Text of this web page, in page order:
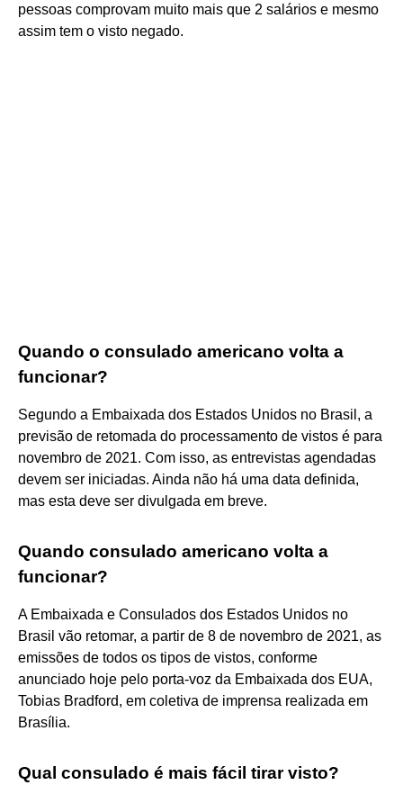
pessoas comprovam muito mais que 2 salários e mesmo
assim tem o visto negado.
Quando o consulado americano volta a
funcionar?
Segundo a Embaixada dos Estados Unidos no Brasil, a
previsão de retomada do processamento de vistos é para
novembro de 2021. Com isso, as entrevistas agendadas
devem ser iniciadas. Ainda não há uma data definida,
mas esta deve ser divulgada em breve.
Quando consulado americano volta a
funcionar?
A Embaixada e Consulados dos Estados Unidos no
Brasil vão retomar, a partir de 8 de novembro de 2021, as
emissões de todos os tipos de vistos, conforme
anunciado hoje pelo porta-voz da Embaixada dos EUA,
Tobias Bradford, em coletiva de imprensa realizada em
Brasília.
Qual consulado é mais fácil tirar visto?